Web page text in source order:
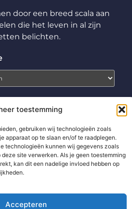
toestemming
gebruiken wij technologieën zoals
apparaat op te slaan en/of te raadplegen.
technologieën kunnen wij gegevens zoals
site verwerken. Als je geen toestemming
kan dit een nadelige invloed hebben op
Accepteren
door een breed scala aan
die het leven in al zijn
belichten.
Ons team Over ons Partners
index Uit De Media
weten voor betere SEO-resultaten